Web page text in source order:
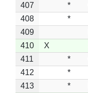
407
*
408
*
409
410
X
411
*
412
*
413
*